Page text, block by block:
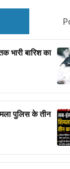
भारी बारिश का
पुलिस के तीन